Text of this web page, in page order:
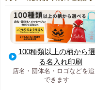
100種類以上の柄から
る名入れ印刷
店名・団体名・ロゴなどを
できます